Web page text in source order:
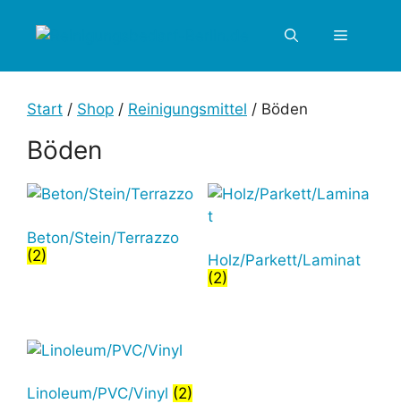
Inhalt
Menü
Start / Shop / Reinigungsmittel / Böden
Böden
Beton/Stein/Terrazzo
(2)
Holz/Parkett/Laminat
(2)
Linoleum/PVC/Vinyl (2)